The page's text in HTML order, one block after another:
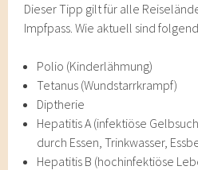
Dieser Tipp gilt für alle
Impfpass. Wie aktuell sind
Polio (Kinderlähmung)
Tetanus (Wundstarrkrampf)
Diptherie
Hepatitis A (infektiöse
durch Essen, Trinkwasser,
Hepatitis B (hochinfektiöse